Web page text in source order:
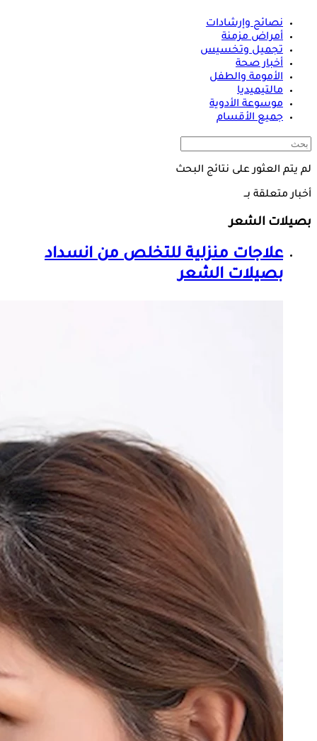
نصائح وإرشادات
أمراض مزمنة
تجميل وتخسيس
أخبار صحة
الأمومة والطفل
مالتيميديا
موسوعة الأدوية
جميع الأقسام
لم يتم العثور على نتائج البحث
أخبار متعلقة بــ
بصيلات الشعر
علاجات منزلية للتخلص من انسداد
بصيلات الشعر